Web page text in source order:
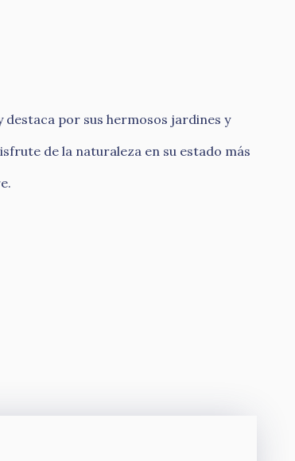
destaca por sus hermosos jardines y
de la naturaleza en su estado más